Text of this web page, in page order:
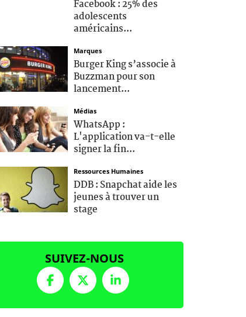
Facebook : 25% des
adolescents
américains...
Marques
Burger King s’associe à
Buzzman pour son
lancement...
Médias
WhatsApp :
L'application va-t-elle
signer la fin...
Ressources Humaines
DDB : Snapchat aide les
jeunes à trouver un
stage
SUIVEZ-NOUS